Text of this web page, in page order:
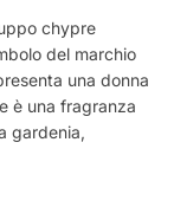
chypre
del marchio
una donna
è una fragranza
gardenia,